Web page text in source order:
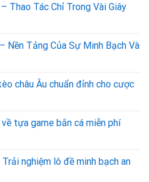
Thao Tác Chỉ Trong Vài Giây
Nền Tảng Của Sự Minh Bạch Và
châu Âu chuẩn đỉnh cho cược
tựa game bắn cá miễn phí
nghiệm lô đề minh bạch an